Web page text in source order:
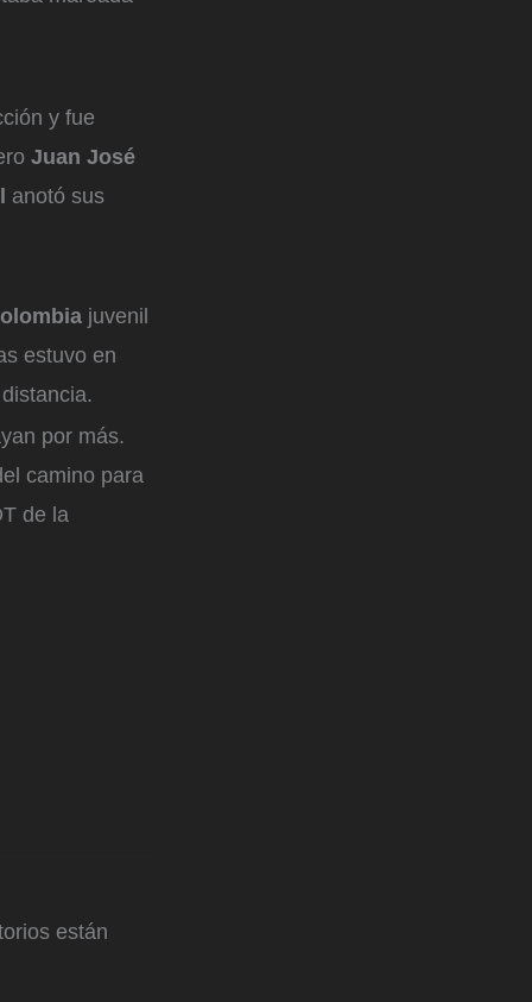
y fue
Juan José
anotó sus
juvenil
estuvo en
por más.
camino para
de la
están